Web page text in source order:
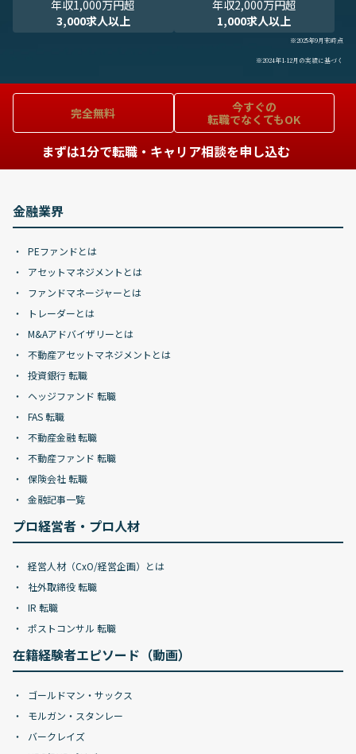
年収1,000万円超
3,000求人以上
年収2,000万円超
1,000求人以上
※2025年9月末時点
※2024年1-12月の実績に基づく
完全無料
今すぐの
転職でなくてもOK
まずは1分で転職・キャリア相談を申し込む
金融業界
PEファンドとは
アセットマネジメントとは
ファンドマネージャーとは
トレーダーとは
M&Aアドバイザリーとは
不動産アセットマネジメントとは
投資銀行 転職
ヘッジファンド 転職
FAS 転職
不動産金融 転職
不動産ファンド 転職
保険会社 転職
金融記事一覧
プロ経営者・プロ人材
経営人材（CxO/経営企画）とは
社外取締役 転職
IR 転職
ポストコンサル 転職
在籍経験者エピソード（動画）
ゴールドマン・サックス
モルガン・スタンレー
バークレイズ